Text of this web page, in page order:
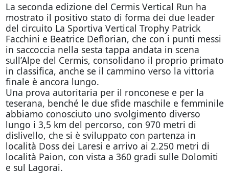
La seconda edizione del Cermis Vertical Run ha
mostrato il positivo stato di forma dei due leader
del circuito La Sportiva Vertical Trophy Patrick
Facchini e Beatrice Deflorian, che con i punti messi
in saccoccia nella sesta tappa andata in scena
sull’Alpe del Cermis, consolidano il proprio primato
in classifica, anche se il cammino verso la vittoria
finale è ancora lungo.
Una prova autoritaria per il ronconese e per la
teserana, benché le due sfide maschile e femminile
abbiamo conosciuto uno svolgimento diverso
lungo i 3,5 km del percorso, con 970 metri di
dislivello, che si è sviluppato con partenza in
località Doss dei Laresi e arrivo ai 2.250 metri di
località Paion, con vista a 360 gradi sulle Dolomiti
e sul Lagorai.